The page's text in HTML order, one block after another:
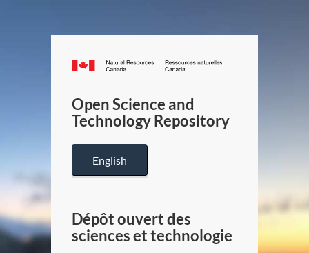
Canada.ca
/
Canada
Open Science and
Technology Repository
English
Dépôt ouvert des
sciences et technologie